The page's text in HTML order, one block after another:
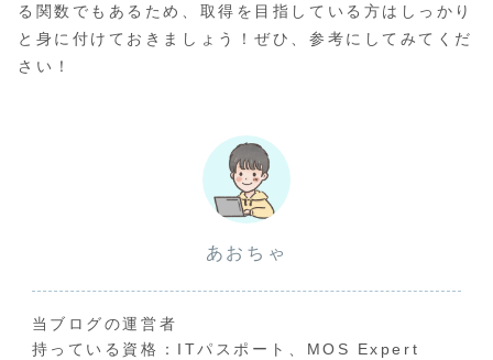
る関数でもあるため、取得を目指している方はしっかり
と身に付けておきましょう！ぜひ、参考にしてみてくだ
さい！
あおちゃ
当ブログの運営者
持っている資格：ITパスポート、MOS Expert